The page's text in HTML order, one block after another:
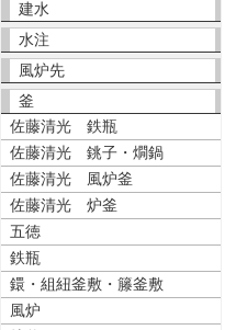
建水
水注
風炉先
釜
佐藤清光 鉄瓶
佐藤清光 銚子・燗鍋
佐藤清光 風炉釜
佐藤清光 炉釜
五徳
鉄瓶
鐶・組紐釜敷・籐釜敷
風炉